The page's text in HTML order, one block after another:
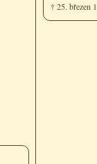
† 25. březen